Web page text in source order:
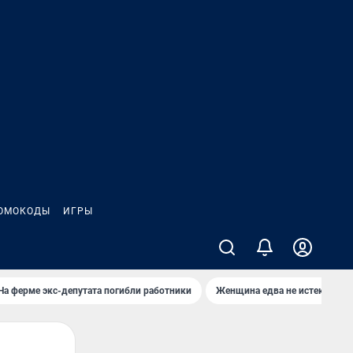
ИГРЫ
ферме экс-депутата погибли работники Женщина едва не истекла